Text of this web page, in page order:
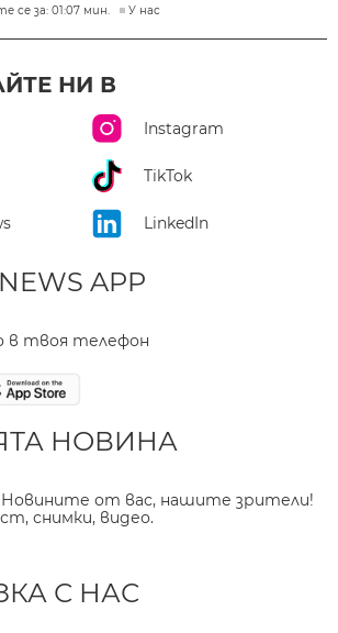
се за: 01:07 мин. У нас
НИ В
Instagram
TikTok
LinkedIn
APP
в твоя телефон
НОВИНА
Новините от вас, нашите зрители!
снимки, видео.
С НАС